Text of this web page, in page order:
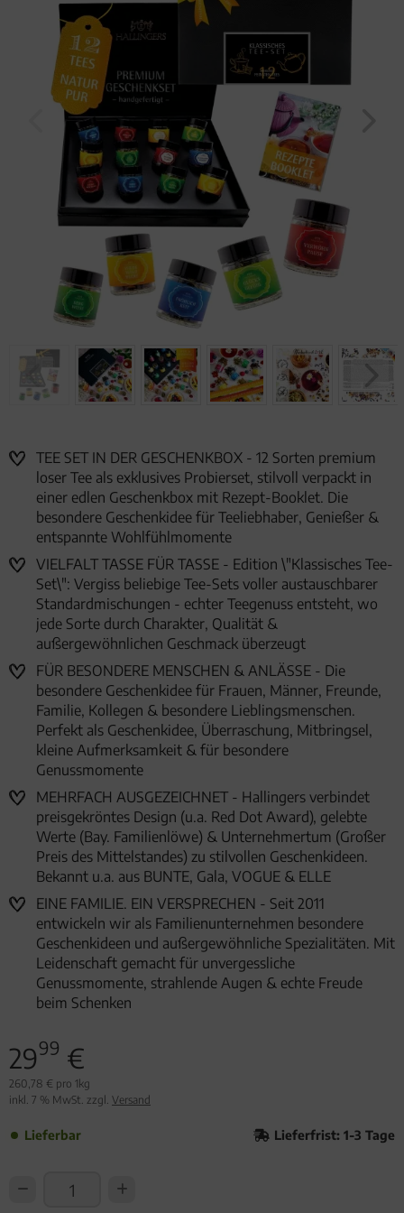
TEE SET IN DER GESCHENKBOX - 12 Sorten premium
loser Tee als exklusives Probierset, stilvoll verpackt in
einer edlen Geschenkbox mit Rezept-Booklet. Die
besondere Geschenkidee für Teeliebhaber, Genießer &
entspannte Wohlfühlmomente
VIELFALT TASSE FÜR TASSE - Edition \"Klassisches Tee-
Set\": Vergiss beliebige Tee-Sets voller austauschbarer
Standardmischungen - echter Teegenuss entsteht, wo
jede Sorte durch Charakter, Qualität &
außergewöhnlichen Geschmack überzeugt
FÜR BESONDERE MENSCHEN & ANLÄSSE - Die
besondere Geschenkidee für Frauen, Männer, Freunde,
Familie, Kollegen & besondere Lieblingsmenschen.
Perfekt als Geschenkidee, Überraschung, Mitbringsel,
kleine Aufmerksamkeit & für besondere
Genussmomente
MEHRFACH AUSGEZEICHNET - Hallingers verbindet
preisgekröntes Design (u.a. Red Dot Award), gelebte
Werte (Bay. Familienlöwe) & Unternehmertum (Großer
Preis des Mittelstandes) zu stilvollen Geschenkideen.
Bekannt u.a. aus BUNTE, Gala, VOGUE & ELLE
EINE FAMILIE. EIN VERSPRECHEN - Seit 2011
entwickeln wir als Familienunternehmen besondere
Geschenkideen und außergewöhnliche Spezialitäten. Mit
Leidenschaft gemacht für unvergessliche
Genussmomente, strahlende Augen & echte Freude
beim Schenken
2999 €
260,78 € pro 1kg
inkl. 7 % MwSt. zzgl. Versand
Lieferbar Lieferfrist: 1-3 Tage
Geburtstag